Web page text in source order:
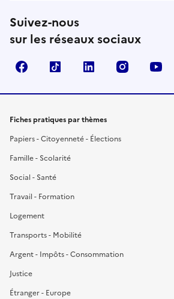
Suivez-nous
sur les réseaux sociaux
FacebookTikTok LinkedIn Instagram
Fiches pratiques par thèmes
Papiers - Citoyenneté - Élections
Famille - Scolarité
Social - Santé
Travail - Formation
Logement
Transports - Mobilité
Argent - Impôts - Consommation
Justice
Étranger - Europe